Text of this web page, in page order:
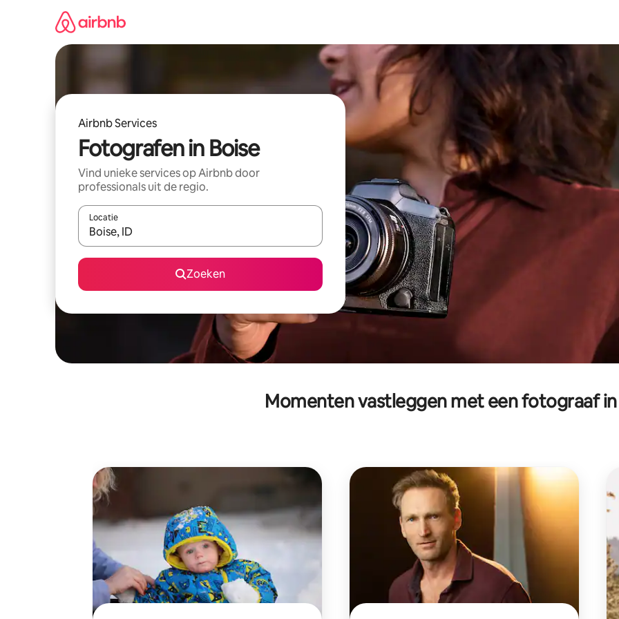
Airbnb Services
Fotografen in Boise
Vind unieke services op Airbnb door
professionals uit de regio.
Locatie
Wanneer er suggesties beschikbaar zijn, maak je een keuze met je de pijltjestoetsen omhoog en omlaag, óf door te
Zoeken
Momenten vastleggen met een fotograaf in